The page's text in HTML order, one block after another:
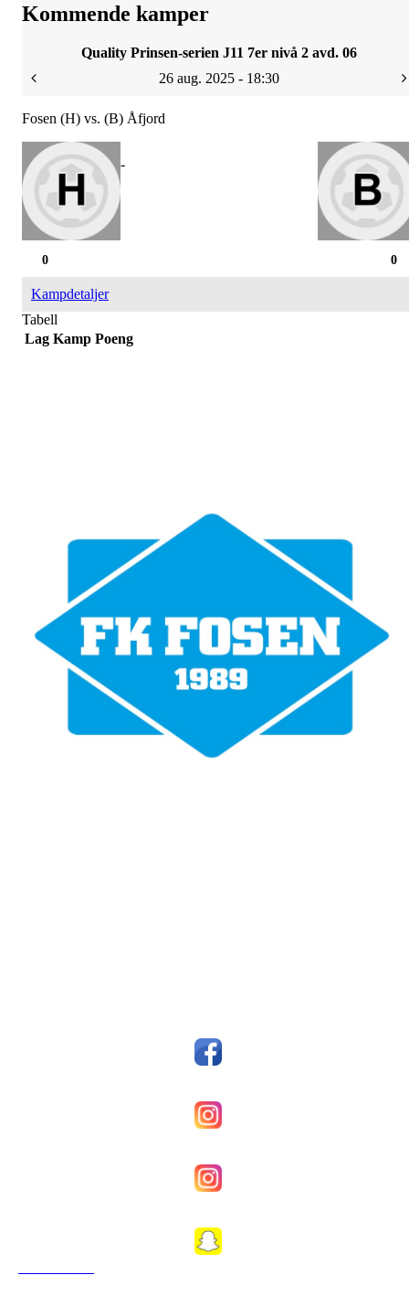
Kommende kamper
Quality Prinsen-serien J11 7er nivå 2 avd. 06
26 aug. 2025 - 18:30
Fosen (H) vs. (B) Åfjord
-
0
0
Kampdetaljer
Tabell
Lag Kamp Poeng